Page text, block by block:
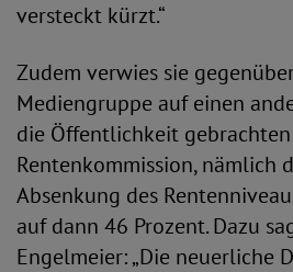
versteckt kürzt.“
Zudem verwies sie
Mediengruppe auf einen
die Öffentlichkeit
Rentenkommission, nämlich
Absenkung des
auf dann 46 Prozent. Dazu
Engelmeier: „Die neuerliche